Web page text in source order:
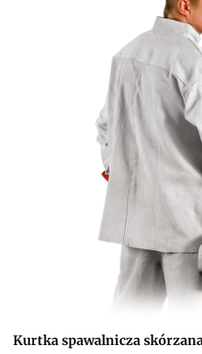
Kurtka spawalnicza